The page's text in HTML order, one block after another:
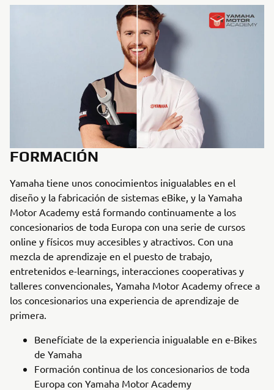
FORMACIÓN
Yamaha tiene unos conocimientos inigualables en el
diseño y la fabricación de sistemas eBike, y la Yamaha
Motor Academy está formando continuamente a los
concesionarios de toda Europa con una serie de cursos
online y físicos muy accesibles y atractivos. Con una
mezcla de aprendizaje en el puesto de trabajo,
entretenidos e-learnings, interacciones cooperativas y
talleres convencionales, Yamaha Motor Academy ofrece a
los concesionarios una experiencia de aprendizaje de
primera.
Benefíciate de la experiencia inigualable en e-Bikes
de Yamaha
Formación continua de los concesionarios de toda
Europa con Yamaha Motor Academy